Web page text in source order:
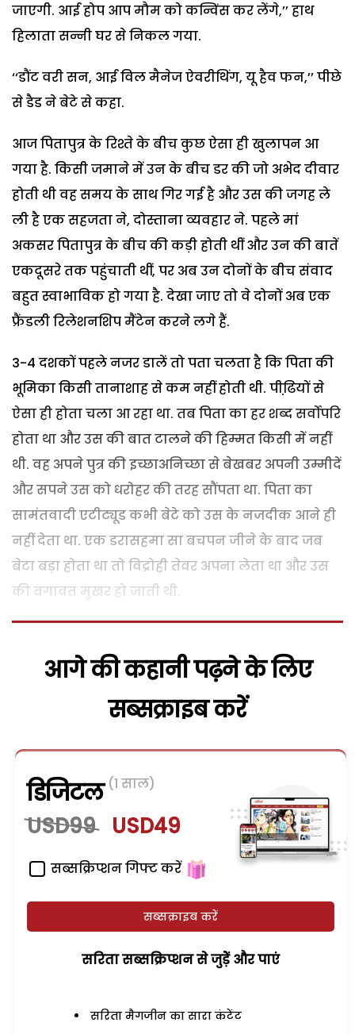
जाएगी. आई होप आप मौम को कन्विंस कर लेंगे,’’ हाथ
हिलाता सन्नी घर से निकल गया.
‘‘डौंट वरी सन, आई विल मैनेज ऐवरीथिंग, यू हैव फन,’’ पीछे
से डैड ने बेटे से कहा.
आज पितापुत्र के रिश्ते के बीच कुछ ऐसा ही खुलापन आ
गया है. किसी जमाने में उन के बीच डर की जो अभेद दीवार
होती थी वह समय के साथ गिर गई है और उस की जगह ले
ली है एक सहजता ने, दोस्ताना व्यवहार ने. पहले मां
अकसर पितापुत्र के बीच की कड़ी होती थीं और उन की बातें
एकदूसरे तक पहुंचाती थीं, पर अब उन दोनों के बीच संवाद
बहुत स्वाभाविक हो गया है. देखा जाए तो वे दोनों अब एक
फ्रैंडली रिलेशनशिप मैंटेन करने लगे हैं.
3-4 दशकों पहले नजर डालें तो पता चलता है कि पिता की
भूमिका किसी तानाशाह से कम नहीं होती थी. पीढि़यों से
ऐसा ही होता चला आ रहा था. तब पिता का हर शब्द सर्वोपरि
होता था और उस की बात टालने की हिम्मत किसी में नहीं
थी. वह अपने पुत्र की इच्छाअनिच्छा से बेखबर अपनी उम्मीदें
और सपने उस को धरोहर की तरह सौंपता था. पिता का
सामंतवादी एटीट्यूड कभी बेटे को उस के नजदीक आने ही
नहीं देता था. एक डरासहमा सा बचपन जीने के बाद जब
बेटा बड़ा होता था तो विद्रोही तेवर अपना लेता था और उस
की बगावत मुखर हो जाती थी.
आगे की कहानी पढ़ने के लिए
सब्सक्राइब करें
डिजिटल (1 साल)
USD99 USD49
सब्सक्रिप्शन गिफ्ट करें
सब्सक्राइब करें
सरिता सब्सक्रिप्शन से जुड़ेें और पाएं
सरिता मैगजीन का सारा कंटेंट